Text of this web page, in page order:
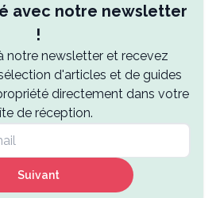
avec notre newsletter
!
notre newsletter et recevez
d'articles et de guides
directement dans votre
de réception.
Suivant